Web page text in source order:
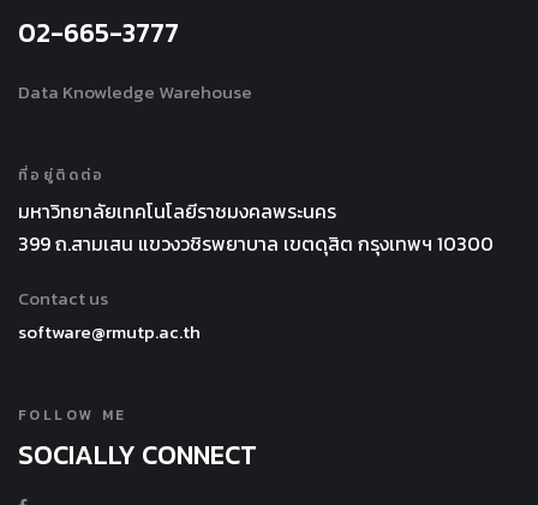
02-665-3777
Data Knowledge Warehouse
ที่อยู่ติดต่อ
มหาวิทยาลัยเทคโนโลยีราชมงคลพระนคร
399 ถ.สามเสน แขวงวชิรพยาบาล เขตดุสิต กรุงเทพฯ 10300
Contact us
software@rmutp.ac.th
FOLLOW ME
SOCIALLY CONNECT